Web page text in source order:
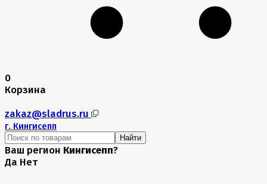
0
Корзина
zakaz@sladrus.ru
г. Кингисепп
Найти
Ваш регион Кингисепп?
Да Нет